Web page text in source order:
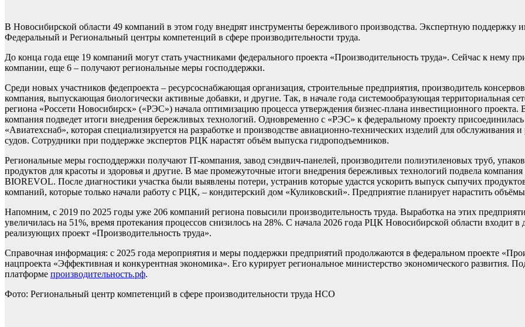
В Новосибирской области 49 компаний в этом году внедрят инструменты бережливого производства. Экспертную поддержку
Федеральный и Региональный центры компетенций в сфере производительности труда.
До конца года еще 19 компаний могут стать участниками федерального проекта «Производительность труда». Сейчас к нему
компании, еще 6 – получают региональные меры господдержки.
Среди новых участников федепроекта – ресурсоснабжающая организация, строительные предприятия, производитель
компания, выпускающая биологически активные добавки, и другие. Так, в начале года системообразующая территориальная
региона «Россети Новосибирск» («РЭС») начала оптимизацию процесса утверждения бизнес-плана инвестиционного
компания подведет итоги внедрения бережливых технологий. Одновременно с «РЭС» к федеральному проекту
«Авиатехснаб», которая специализируется на разработке и производстве авиационно-технических изделий для обслуживания
судов. Сотрудники при поддержке экспертов РЦК нарастят объём выпуска гидроподъемников.
Региональные меры господдержки получают IT-компания, завод сэндвич-панелей, производители полиэтиленовых труб,
продуктов для красоты и здоровья и другие. В мае промежуточные итоги внедрения бережливых технологий подвела
BIOREVOL. После диагностики участка были выявлены потери, устранив которые удастся ускорить выпуск сыпучих
компаний, которые только начали работу с РЦК, – кондитерский дом «Куликовский». Предприятие планирует нарастить
Напомним, с 2019 по 2025 годы уже 206 компаний региона повысили производительность труда. Выработка на этих
увеличилась на 51%, время протекания процессов снизилось на 28%. С начала 2026 года РЦК Новосибирской области входит в
реализующих проект «Производительность труда».
Справочная информация: с 2025 года мероприятия и меры поддержки предприятий продолжаются в федеральном проекте
нацпроекта «Эффективная и конкурентная экономика». Его курирует региональное министерство экономического развития.
платформе производительность.рф.
Фото: Региональный центр компетенций в сфере производительности труда НСО